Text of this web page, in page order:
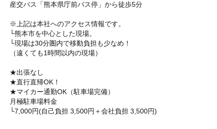
産交バス「熊本県庁前バス停」から徒歩5分
※上記は本社へのアクセス情報です。
└熊本市を中心とした現場。
└現場は30分圏内で移動負担も少なめ！
（遠くても1時間以内の現場）
★出張なし
★直行直帰OK！
★マイカー通勤OK（駐車場完備）
月極駐車場料金
└7,000円(自己負担 3,500円＋会社負担 3,500円)